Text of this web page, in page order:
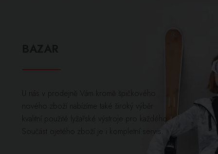
U nás v prodejně Vám kromě špičkového
nového zboží nabízíme také široký výběr
kvalitní použité lyžařské výstroje pro každého.
Součást ojetého zboží je i kompletní servis.